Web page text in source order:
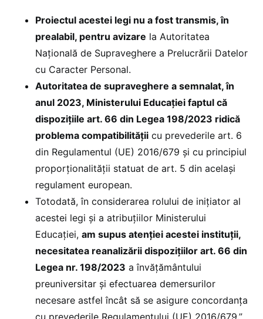
Proiectul acestei legi nu a fost transmis, în
prealabil, pentru avizare la Autoritatea
Națională de Supraveghere a Prelucrării Datelor
cu Caracter Personal.
Autoritatea de supraveghere a semnalat, în
anul 2023, Ministerului Educației faptul că
dispozițiile art. 66 din Legea 198/2023 ridică
problema compatibilității cu prevederile art. 6
din Regulamentul (UE) 2016/679 și cu principiul
proporționalității statuat de art. 5 din același
regulament european.
Totodată, în considerarea rolului de inițiator al
acestei legi și a atribuțiilor Ministerului
Educației, am supus atenției acestei instituții,
necesitatea reanalizării dispozițiilor art. 66 din
Legea nr. 198/2023 a învățământului
preuniversitar și efectuarea demersurilor
necesare astfel încât să se asigure concordanța
cu prevederile Regulamentului (UE) 2016/679.”